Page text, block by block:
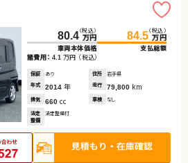
80.4（税込）
万円
車両本体価格
84.5（税込）
万円
支払総額
諸費用： 4.1 万円 （税込）
保証 あり 住所
岩手県
年式
2014 年 走行 79,800 km
排気 660 cc 車検 なし
法定
整備
法定整備付